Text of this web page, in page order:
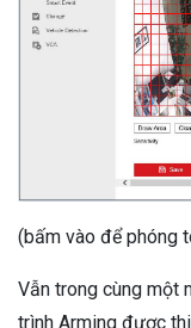
(bấm vào để phóng
Vẫn trong cùng một
trình Arming được